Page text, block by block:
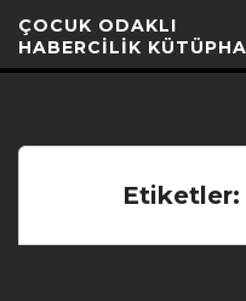
Geç
ÇOCUK ODAKLI
HABERCİLİK
Etiketler: